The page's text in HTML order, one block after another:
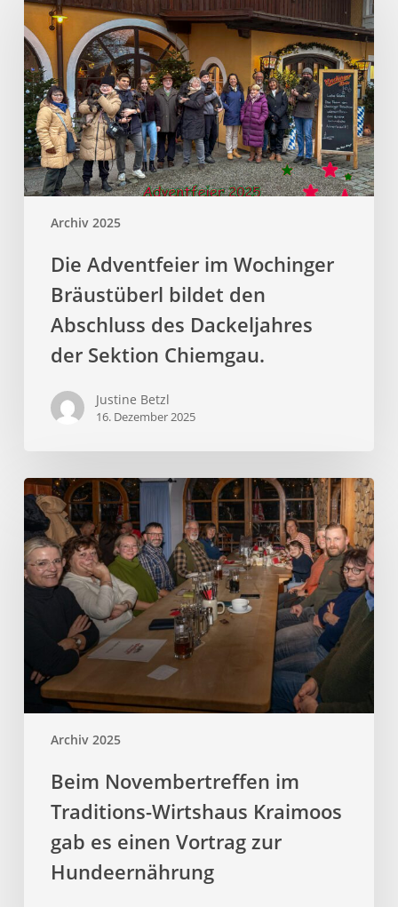
Archiv 2025
Die Adventfeier im Wochinger
Bräustüberl bildet den
Abschluss des Dackeljahres
der Sektion Chiemgau.
Justine Betzl
16. Dezember 2025
Archiv 2025
Beim Novembertreffen im
Traditions-Wirtshaus Kraimoos
gab es einen Vortrag zur
Hundeernährung